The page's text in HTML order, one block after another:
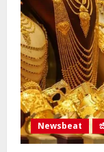
Newsbeat